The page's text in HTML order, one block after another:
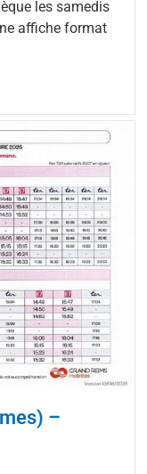
les samedis
affiche format
–